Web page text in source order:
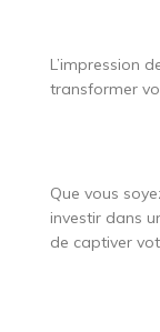
L’impression
transformer
Que vous
investir dans
de captiver